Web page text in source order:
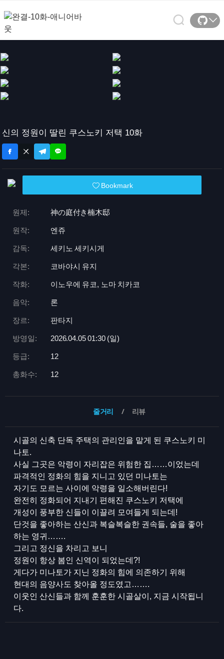
신의 정원이 딸린 쿠스노키 저택 10화
Bookmark
원제: 神の庭付き楠木邸
원작: 엔쥬
감독: 세키노 세키시게
각본: 코바야시 유지
작화: 이노우에 유코, 노마 치카코
음악: 론
장르: 판타지
방영일: 2026.04.05 01:30 (일)
등급: 12
총화수: 12
줄거리 리뷰
시골의 신축 단독 주택의 관리인을 맡게 된 쿠스노키 미
나토.
사실 그곳은 악령이 자리잡은 위험한 집……이었는데
파격적인 정화의 힘을 지니고 있던 미나토는
자기도 모르는 사이에 악령을 일소해버린다!
완전히 정화되어 지내기 편해진 쿠스노키 저택에
개성이 풍부한 신들이 이끌려 모여들게 되는데!
단것을 좋아하는 산신과 복슬복슬한 권속들, 술을 좋아
하는 영귀…….
그리고 정신을 차리고 보니
정원이 항상 봄인 신역이 되었는데?!
게다가 미나토가 지닌 정화의 힘에 의존하기 위해
현대의 음양사도 찾아올 정도였고…….
이웃인 산신들과 함께 훈훈한 시골살이, 지금 시작됩니
다.